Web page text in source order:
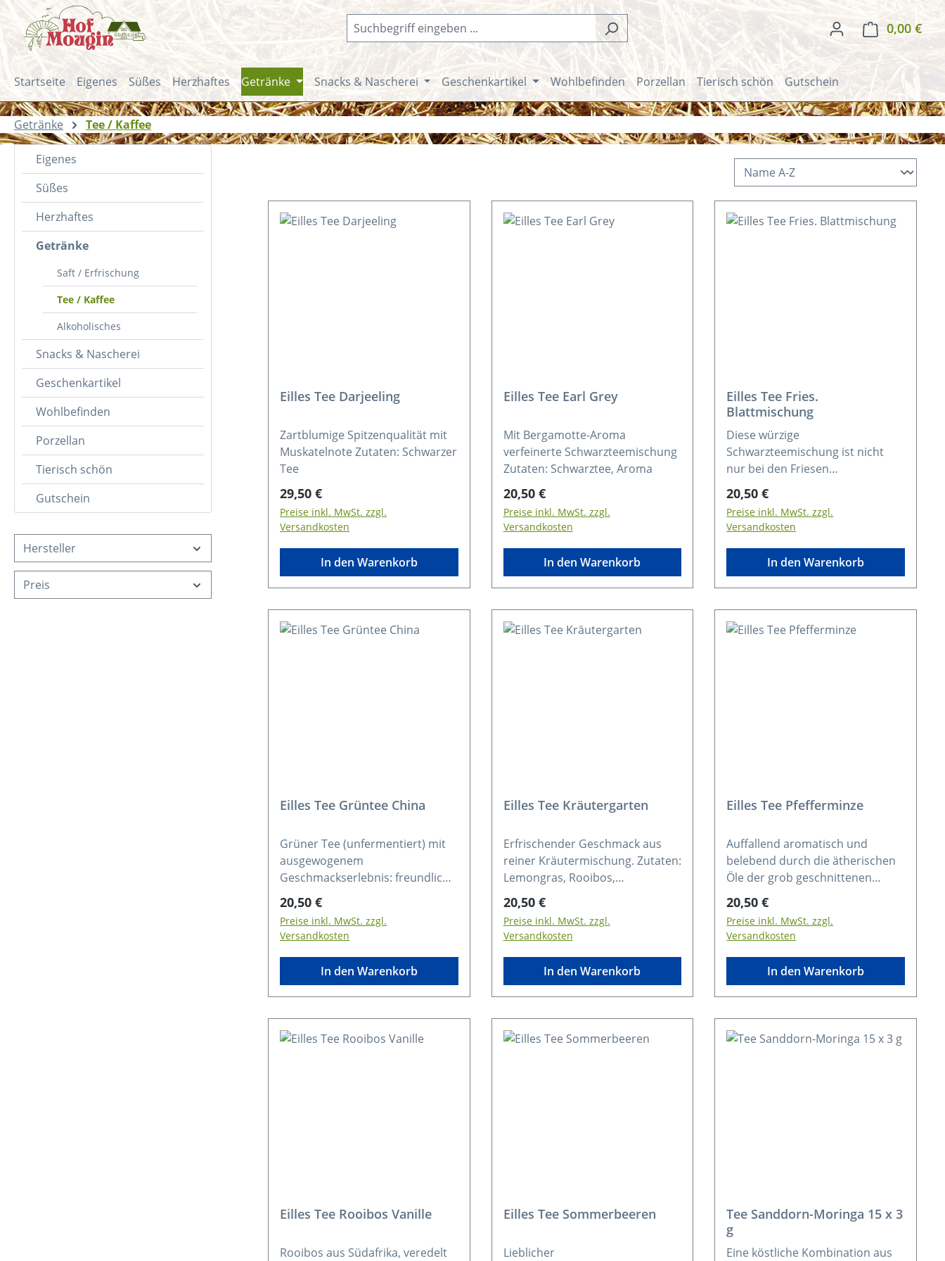
Hauptinhalt springen
Zur Suche springen
Zur Hauptnavigation springen
0,00 €
Startseite Eigenes Süßes Herzhaftes Getränke Snacks & Nascherei Geschenkartikel Wohlbefinden Porzellan Tierisch schön Gutschein
Getränke Tee / Kaffee
Eigenes
Süßes
Herzhaftes
Getränke
Saft / Erfrischung
Tee / Kaffee
Alkoholisches
Snacks & Nascherei
Geschenkartikel
Wohlbefinden
Porzellan
Tierisch schön
Gutschein
Hersteller
Preis
Eilles Tee Darjeeling
Zartblumige Spitzenqualität mit
Muskatelnote Zutaten: Schwarzer
Tee
Regulärer Preis:
29,50 €
Preise inkl. MwSt. zzgl.
Versandkosten
In den Warenkorb
Eilles Tee Earl Grey
Mit Bergamotte-Aroma
verfeinerte Schwarzteemischung
Zutaten: Schwarztee, Aroma
Regulärer Preis:
20,50 €
Preise inkl. MwSt. zzgl.
Versandkosten
In den Warenkorb
Eilles Tee Fries.
Blattmischung
Diese würzige
Schwarzteemischung ist nicht
nur bei den Friesen
ausgesprochen beliebt. Zutaten:
Schwarzer Tee
Regulärer Preis:
20,50 €
Preise inkl. MwSt. zzgl.
Versandkosten
In den Warenkorb
Eilles Tee Grüntee China
Grüner Tee (unfermentiert) mit
ausgewogenem
Geschmackserlebnis: freundlich
weiches Aroma, zartsüß und
gleichzeitig wohltuend herb.
Zutaten: Grüner Tee
Regulärer Preis:
20,50 €
Preise inkl. MwSt. zzgl.
Versandkosten
In den Warenkorb
Eilles Tee Kräutergarten
Erfrischender Geschmack aus
reiner Kräutermischung. Zutaten:
Lemongras, Rooibos,
Krauseminze, Süßholz, Zimt,
Fenchel, Pfefferminze,
Holunderblüten, Kamillenblüten,
Brombeerblätter, Wollblume
Regulärer Preis:
20,50 €
Preise inkl. MwSt. zzgl.
Versandkosten
In den Warenkorb
Eilles Tee Pfefferminze
Auffallend aromatisch und
belebend durch die ätherischen
Öle der grob geschnittenen
Pfefferminzblätter. Zutaten:
Pfefferminzblätter, geschnitten
Regulärer Preis:
20,50 €
Preise inkl. MwSt. zzgl.
Versandkosten
In den Warenkorb
Eilles Tee Rooibos Vanille
Rooibos aus Südafrika, veredelt
Eilles Tee Sommerbeeren
Lieblicher
Tee Sanddorn-Moringa 15 x 3
g
Eine köstliche Kombination aus